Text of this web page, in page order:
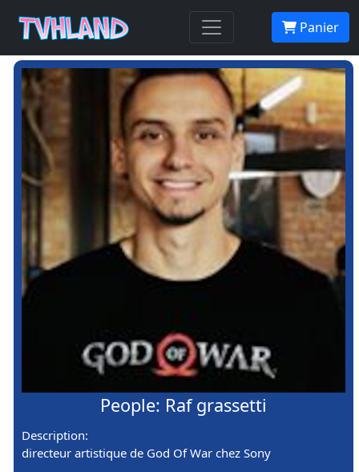
Panier
People: Raf grassetti
Description:
directeur artistique de God Of War chez Sony